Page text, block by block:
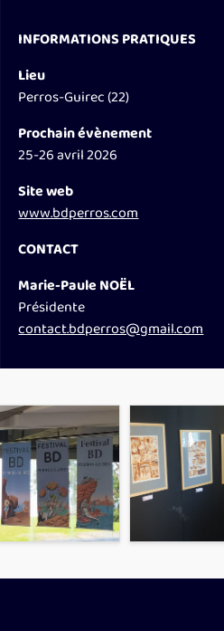
INFORMATIONS PRATIQUES
Lieu
Perros-Guirec (22)
Prochain évènement
25-26 avril 2026
Site web
www.bdperros.com
CONTACT
Marie-Paule NOËL
Présidente
contact.bdperros@gmail.com